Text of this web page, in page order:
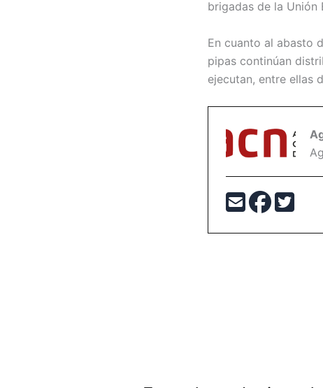
brigadas de la Unión
En cuanto al abasto
pipas continúan
ejecutan, entre ellas